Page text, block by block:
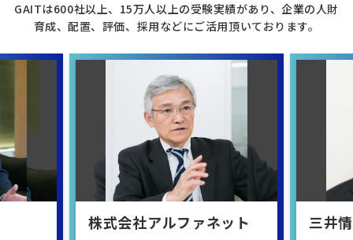
GAITは600社以上、15万人以上の受験実績があり、企業の人財
育成、配置、評価、採用などにご活用頂いております。
株式会社アルファネット 三井